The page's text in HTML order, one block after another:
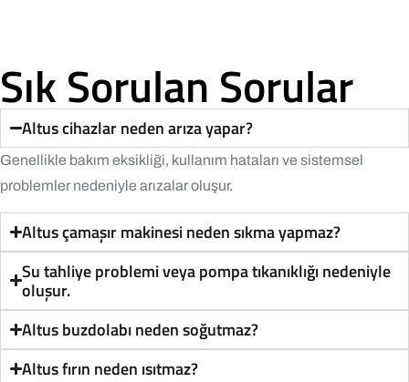
Sık Sorulan Sorular
Altus cihazlar neden arıza yapar?
Genellikle bakım eksikliği, kullanım hataları ve sistemsel
problemler nedeniyle arızalar oluşur.
Altus çamaşır makinesi neden sıkma yapmaz?
Su tahliye problemi veya pompa tıkanıklığı nedeniyle
oluşur.
Altus buzdolabı neden soğutmaz?
Altus fırın neden ısıtmaz?